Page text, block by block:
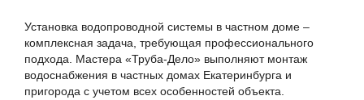
Установка водопроводной системы в частном доме –
комплексная задача, требующая профессионального
подхода. Мастера «Труба-Дело» выполняют монтаж
водоснабжения в частных домах Екатеринбурга и
пригорода с учетом всех особенностей объекта.